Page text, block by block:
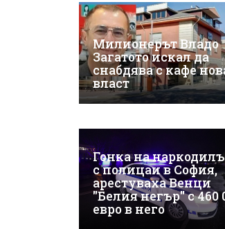
Милионерът Владо
Загатото искал да
снабдява с кафе
власт
Гонка на
с полицаи в София,
арестуваха Венци
"Белия негър" с 460
евро в него